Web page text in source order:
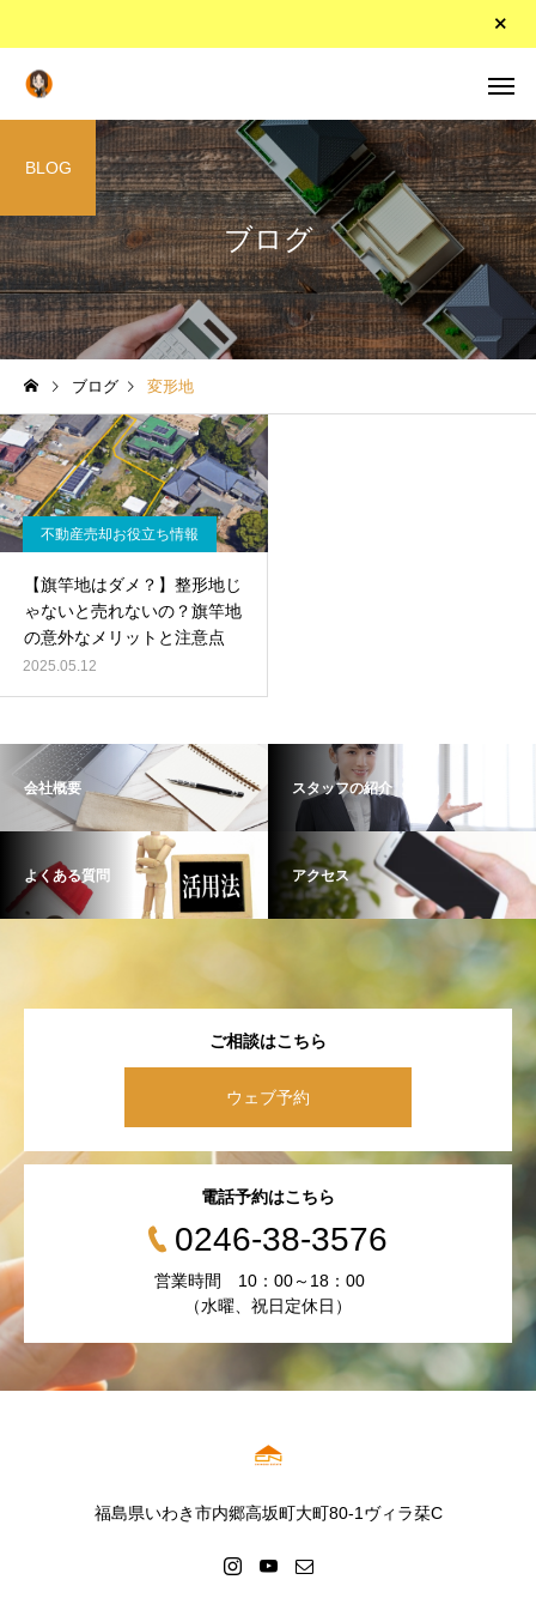
ブログ
BLOG
ブログ 変形地
不動産売却お役立ち情報
【旗竿地はダメ？】整形地じ
ゃないと売れないの？旗竿地
の意外なメリットと注意点
2025.05.12
会社概要 スタッフの紹介
よくある質問 アクセス
ご相談はこちら
ウェブ予約
電話予約はこちら
0246-38-3576
営業時間 10：00～18：00
（水曜、祝日定休日）
福島県いわき市内郷高坂町大町80-1ヴィラ栞C